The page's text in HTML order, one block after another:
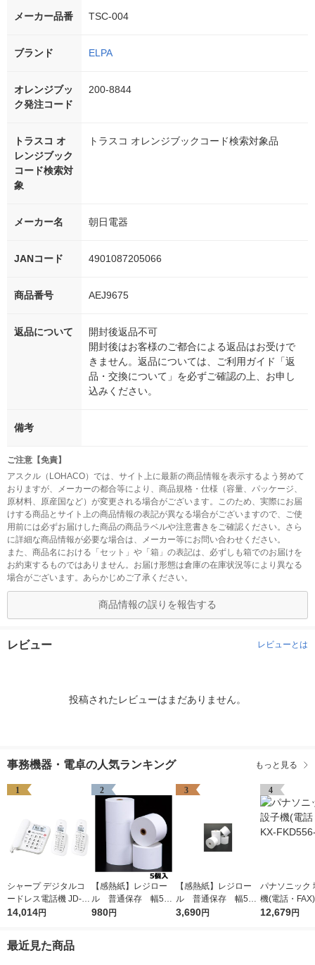
メーカー品番 TSC-004
ブランド ELPA
オレンジブッ
ク発注コード
200-8844
トラスコ オ
レンジブック
コード検索対
象
トラスコ オレンジブックコード検索対象品
メーカー名 朝日電器
JANコード 4901087205066
商品番号 AEJ9675
返品について
開封後返品不可
開封後はお客様のご都合による返品はお受けで
きません。返品については、ご利用ガイド「返
品・交換について」を必ずご確認の上、お申し
込みください。
備考
ご注意【免責】
アスクル（LOHACO）では、サイト上に最新の商品情報を表示するよう努めて
おりますが、メーカーの都合等により、商品規格・仕様（容量、パッケージ、
原材料、原産国など）が変更される場合がございます。このため、実際にお届
けする商品とサイト上の商品情報の表記が異なる場合がございますので、ご使
用前には必ずお届けした商品の商品ラベルや注意書きをご確認ください。さら
に詳細な商品情報が必要な場合は、メーカー等にお問い合わせください。
また、商品名における「セット」や「箱」の表記は、必ずしも箱でのお届けを
お約束するものではありません。お届け形態は倉庫の在庫状況等により異なる
場合がございます。あらかじめご了承ください。
商品情報の誤りを報告する
レビュー レビューとは
投稿されたレビューはまだありません。
事務機器・電卓の人気ランキング もっと見る
1
シャープ デジタルコ
ードレス電話機 JD-G
33-CW 1台
14,014円
2
【感熱紙】レジロー
ル 普通保存 幅58
ｍｍ×外径80ｍｍ 1
980円
3
【感熱紙】レジロー
ル 普通保存 幅58
ｍｍ×外径80ｍｍ 1
3,690円
4
パナソニック
機(電話・
D556-W 1台
12,679円
最近見た商品